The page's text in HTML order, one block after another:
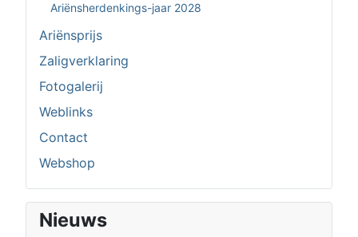
Ariënsherdenkings-jaar 2028
Ariënsprijs
Zaligverklaring
Fotogalerij
Weblinks
Contact
Webshop
Nieuws